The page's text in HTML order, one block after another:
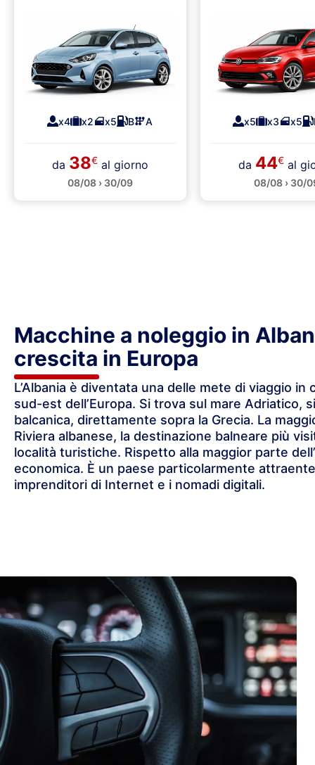
x4 x2 x5 B A
da 38€al giorno
08/08 › 30/09
x5 x3 x5
da 44€al
08/08 › 30/
Macchine a noleggio in
crescita in Europa
L’Albania è diventata una delle mete di viaggio
sud-est dell’Europa. Si trova sul mare Adriatico,
balcanica, direttamente sopra la Grecia. La
Riviera albanese, la destinazione balneare più
località turistiche. Rispetto alla maggior parte
economica. È un paese particolarmente
imprenditori di Internet e i nomadi digitali.